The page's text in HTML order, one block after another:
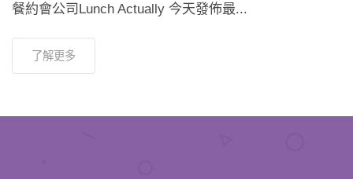
餐約會公司Lunch Actually 今天發佈最...
了解更多